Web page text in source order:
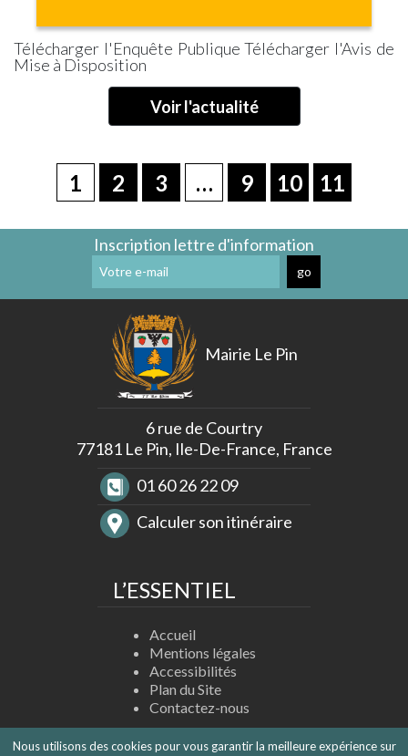
Télécharger l'Enquête Publique Télécharger l'Avis de
Mise à Disposition
Voir l'actualité
1 2 3 … 9 10 11
Inscription lettre d'information
Mairie Le Pin
6 rue de Courtry
77181 Le Pin, Ile-De-France, France
01 60 26 22 09
Calculer son itinéraire
L’ESSENTIEL
Accueil
Mentions légales
Accessibilités
Plan du Site
Contactez-nous
Nous utilisons des cookies pour vous garantir la meilleure expérience sur